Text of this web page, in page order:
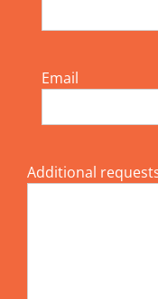
Email
Additional